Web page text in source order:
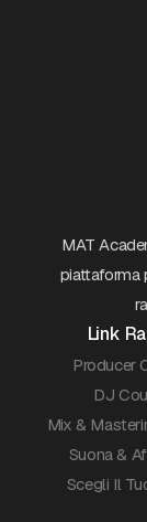
MAT
piattaforma
Link
Producer
DJ
Mix &
Suona &
Scegli Il